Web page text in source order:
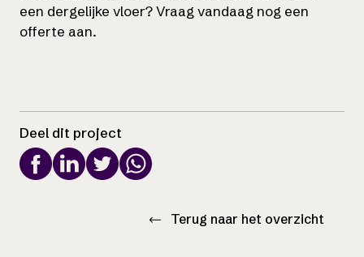
een dergelijke vloer? Vraag vandaag nog een
offerte aan.
Deel dit project
Terug naar het overzicht